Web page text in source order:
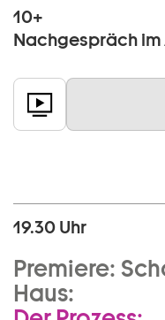
10+
Nachgespräch im
19.30 Uhr
Premiere:
Haus: